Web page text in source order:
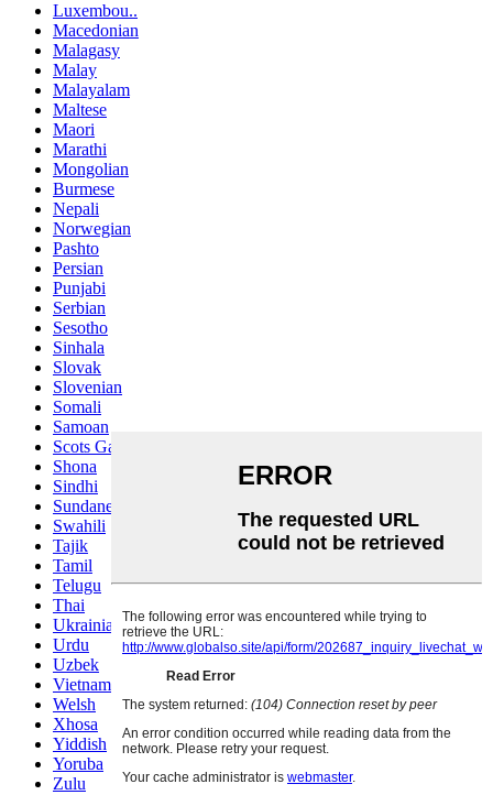
Luxembou..
Macedonian
Malagasy
Malay
Malayalam
Maltese
Maori
Marathi
Mongolian
Burmese
Nepali
Norwegian
Pashto
Persian
Punjabi
Serbian
Sesotho
Sinhala
Slovak
Slovenian
Somali
Samoan
Scots Gaelic
Shona
Sindhi
Sundanese
Swahili
Tajik
Tamil
Telugu
Thai
Ukrainian
Urdu
Uzbek
Vietnamese
Welsh
Xhosa
Yiddish
Yoruba
Zulu